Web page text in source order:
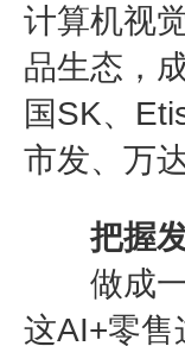
计算机视
品生态，
国SK、
市发、万
把握发
做成一
这AI+零售